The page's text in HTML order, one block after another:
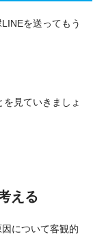
を送ってもう
見ていきましょ
える
について客観的